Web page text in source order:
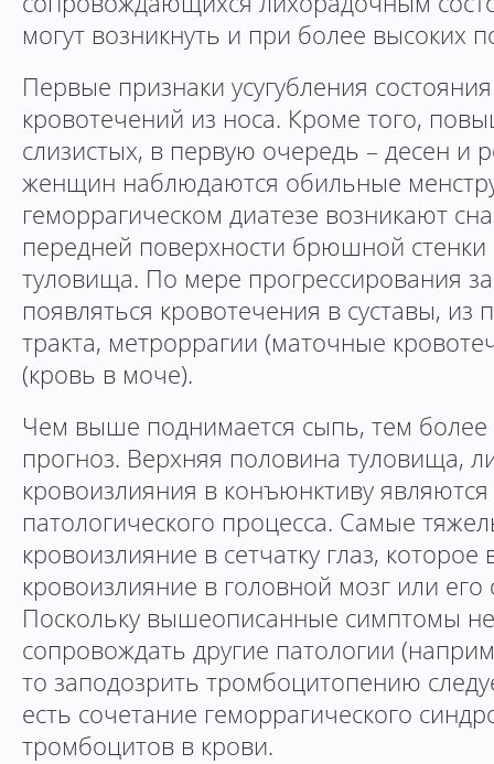
могут возникнуть и при более высоких
Первые признаки усугубления
кровотечений из носа. Кроме того,
слизистых, в первую очередь – десен и
женщин наблюдаются обильные
геморрагическом диатезе возникают
передней поверхности брюшной
туловища. По мере прогрессирования
появляться кровотечения в суставы,
тракта, метроррагии (маточные
(кровь в моче).
Чем выше поднимается сыпь, тем более
прогноз. Верхняя половина туловища,
кровоизлияния в конъюнктиву
патологического процесса. Самые
кровоизлияние в сетчатку глаз,
кровоизлияние в головной мозг или его
Поскольку вышеописанные симптомы
сопровождать другие патологии
то заподозрить тромбоцитопению
есть сочетание геморрагического
тромбоцитов в крови.